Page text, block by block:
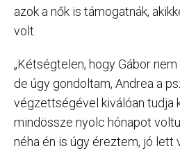
azok a nők is támogatnák,
volt.
„Kétségtelen, hogy Gábor
de úgy gondoltam, Andrea a
végzettségével kiválóan tudja
mindössze nyolc hónapot
néha én is úgy éreztem, jó lett